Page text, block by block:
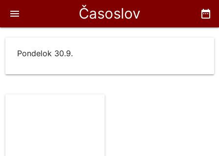
Časoslov date_range
menu
Pondelok 30.9.